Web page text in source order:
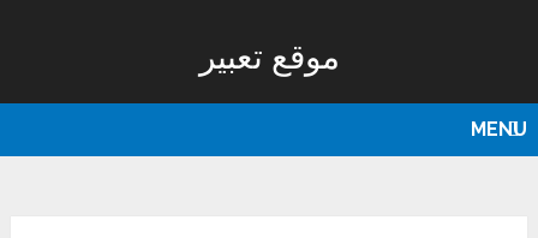
موقع تعبير
MENU